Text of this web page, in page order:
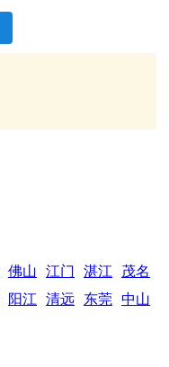
佛山 江门 湛江
茂名
阳江 清远 东莞 中山